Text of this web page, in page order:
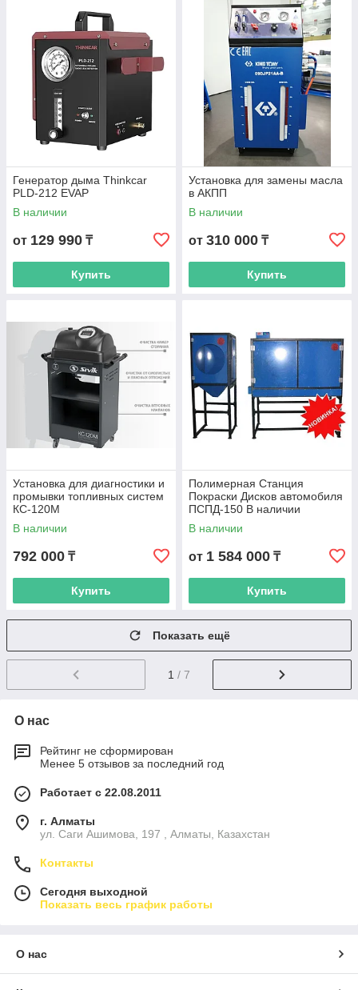
Генератор дыма Thinkcar
PLD-212 EVAP
В наличии
от 129 990 ₸
Купить
Установка для замены масла
в АКПП
В наличии
от 310 000 ₸
Купить
Установка для диагностики и
промывки топливных систем
КС-120М
В наличии
792 000 ₸
Купить
Полимерная Станция
Покраски Дисков автомобиля
ПСПД-150 В наличии
В наличии
от 1 584 000 ₸
Купить
Показать ещё
1 / 7
О нас
Рейтинг не сформирован
Менее 5 отзывов за последний год
Работает с 22.08.2011
г. Алматы
ул. Саги Ашимова, 197 , Алматы, Казахстан
Контакты
Сегодня выходной
Показать весь график работы
О нас